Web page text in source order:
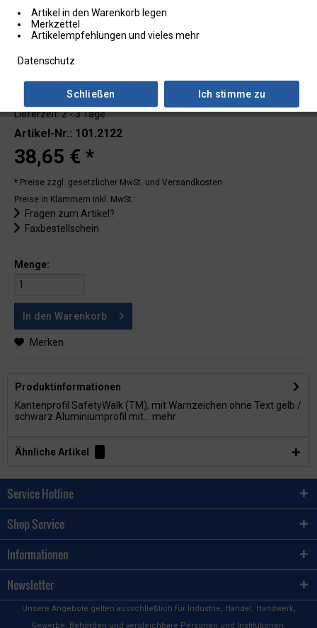
Lieferzeit: 2 - 3 Tage
Artikel-Nr.: 101.2122
38,65 € *
* Preise zzgl. gesetzlicher MwSt. und Versandkosten
Preise in Klammern inkl. MwSt.:
Fragen zum Artikel?
Faxbestellschein
Menge:
In den Warenkorb
Merken
Produktinformationen
Kantenprofil SafetyWalk (TM), mit Warnzeichen ohne Text gelb /
schwarz Aluminiumprofil mit...
mehr
Ähnliche Artikel
Service Hotline
Shop Service
Informationen
Newsletter
Unsere Angebote gelten ausschließlich für Industrie, Handel, Handwerk,
Gewerbe, Behörden und vergleichbare Personen und Institutionen.
Artikel in den Warenkorb legen
Merkzettel
Artikelempfehlungen und vieles mehr
Datenschutz
Ich stimme zu
Schließen